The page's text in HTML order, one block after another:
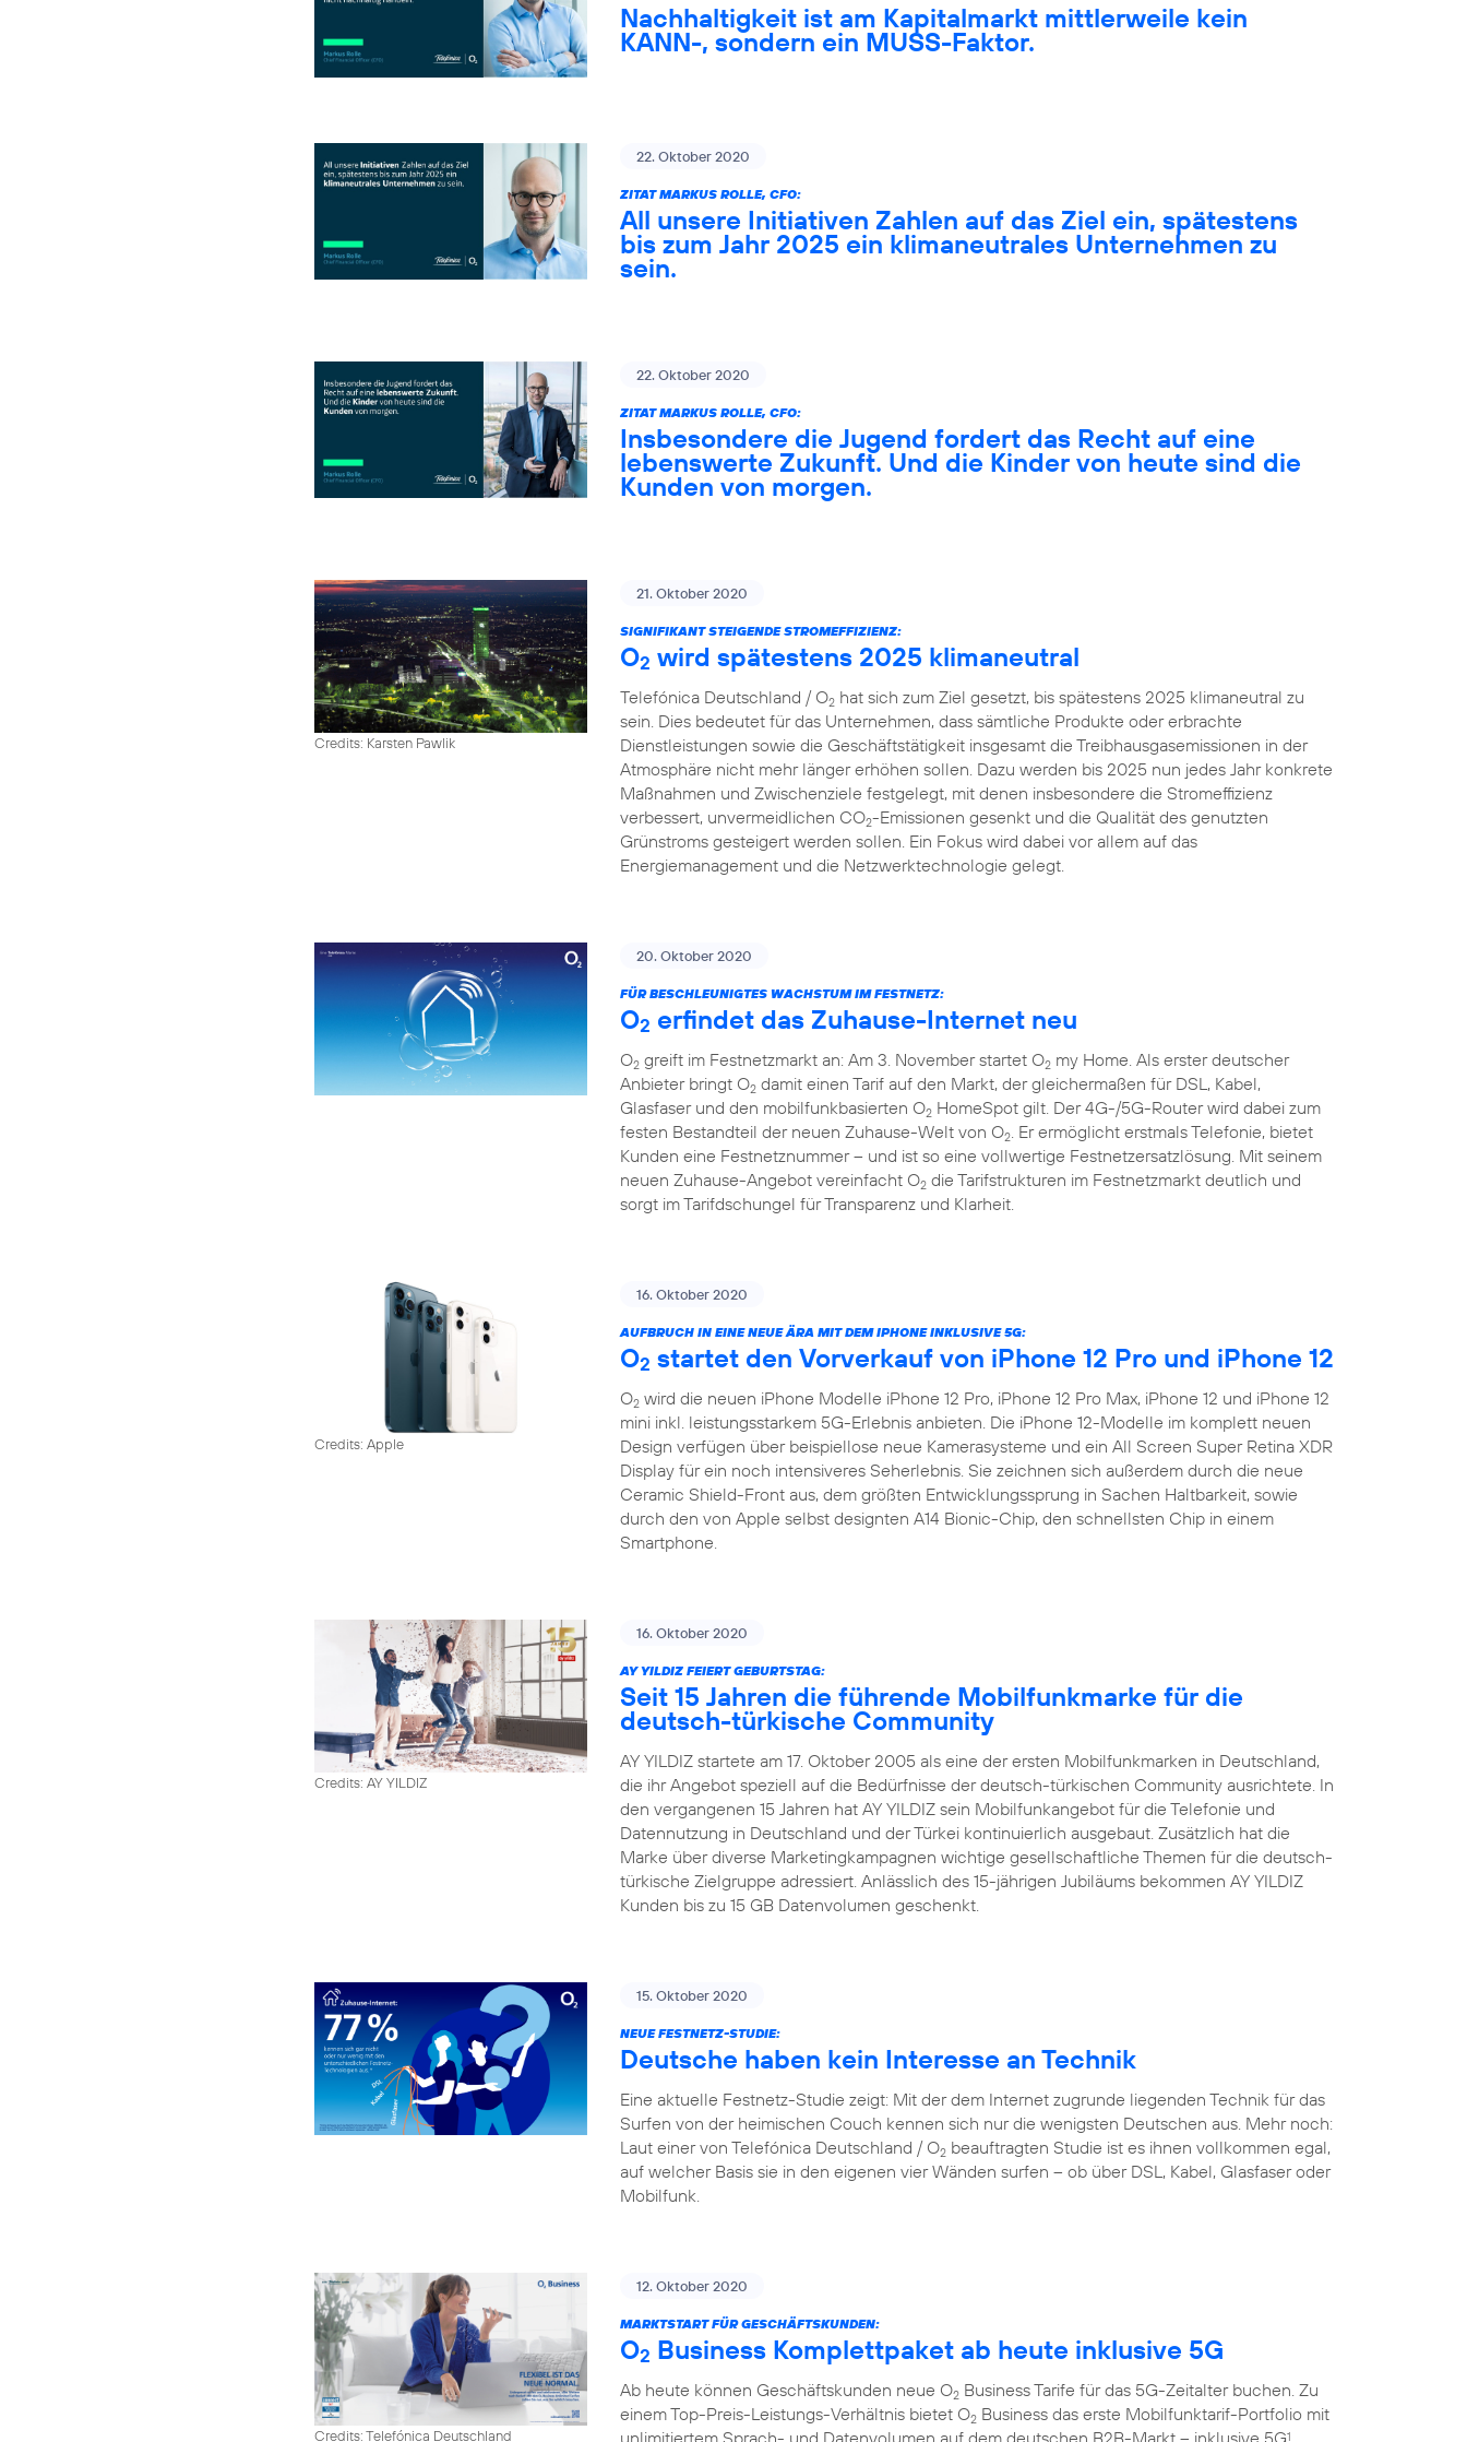
Nachhaltigkeit ist am Kapitalmarkt mittlerweile kein
KANN-, sondern ein MUSS-Faktor.
22. Oktober 2020
ZITAT MARKUS ROLLE, CFO:
All unsere Initiativen Zahlen auf das Ziel ein, spätestens
bis zum Jahr 2025 ein klimaneutrales Unternehmen zu
sein.
22. Oktober 2020
ZITAT MARKUS ROLLE, CFO:
Insbesondere die Jugend fordert das Recht auf eine
lebenswerte Zukunft. Und die Kinder von heute sind die
Kunden von morgen.
Credits: Karsten Pawlik
21. Oktober 2020
SIGNIFIKANT STEIGENDE STROMEFFIZIENZ:
O2 wird spätestens 2025 klimaneutral
Telefónica Deutschland / O2 hat sich zum Ziel gesetzt, bis spätestens 2025 klimaneutral zu
sein. Dies bedeutet für das Unternehmen, dass sämtliche Produkte oder erbrachte
Dienstleistungen sowie die Geschäftstätigkeit insgesamt die Treibhausgasemissionen in der
Atmosphäre nicht mehr länger erhöhen sollen. Dazu werden bis 2025 nun jedes Jahr konkrete
Maßnahmen und Zwischenziele festgelegt, mit denen insbesondere die Stromeffizienz
verbessert, unvermeidlichen CO2-Emissionen gesenkt und die Qualität des genutzten
Grünstroms gesteigert werden sollen. Ein Fokus wird dabei vor allem auf das
Energiemanagement und die Netzwerktechnologie gelegt.
20. Oktober 2020
FÜR BESCHLEUNIGTES WACHSTUM IM FESTNETZ:
O2 erfindet das Zuhause-Internet neu
O2 greift im Festnetzmarkt an: Am 3. November startet O2 my Home. Als erster deutscher
Anbieter bringt O2 damit einen Tarif auf den Markt, der gleichermaßen für DSL, Kabel,
Glasfaser und den mobilfunkbasierten O2 HomeSpot gilt. Der 4G-/5G-Router wird dabei zum
festen Bestandteil der neuen Zuhause-Welt von O2 . Er ermöglicht erstmals Telefonie, bietet
Kunden eine Festnetznummer – und ist so eine vollwertige Festnetzersatzlösung. Mit seinem
neuen Zuhause-Angebot vereinfacht O2 die Tarifstrukturen im Festnetzmarkt deutlich und
sorgt im Tarifdschungel für Transparenz und Klarheit.
Credits: Apple
16. Oktober 2020
AUFBRUCH IN EINE NEUE ÄRA MIT DEM IPHONE INKLUSIVE 5G:
O2 startet den Vorverkauf von iPhone 12 Pro und iPhone 12
O2 wird die neuen iPhone Modelle iPhone 12 Pro, iPhone 12 Pro Max, iPhone 12 und iPhone 12
mini inkl. leistungsstarkem 5G-Erlebnis anbieten. Die iPhone 12-Modelle im komplett neuen
Design verfügen über beispiellose neue Kamerasysteme und ein All Screen Super Retina XDR
Display für ein noch intensiveres Seherlebnis. Sie zeichnen sich außerdem durch die neue
Ceramic Shield-Front aus, dem größten Entwicklungssprung in Sachen Haltbarkeit, sowie
durch den von Apple selbst designten A14 Bionic-Chip, den schnellsten Chip in einem
Smartphone.
Credits: AY YILDIZ
16. Oktober 2020
AY YILDIZ FEIERT GEBURTSTAG:
Seit 15 Jahren die führende Mobilfunkmarke für die
deutsch-türkische Community
AY YILDIZ startete am 17. Oktober 2005 als eine der ersten Mobilfunkmarken in Deutschland,
die ihr Angebot speziell auf die Bedürfnisse der deutsch-türkischen Community ausrichtete. In
den vergangenen 15 Jahren hat AY YILDIZ sein Mobilfunkangebot für die Telefonie und
Datennutzung in Deutschland und der Türkei kontinuierlich ausgebaut. Zusätzlich hat die
Marke über diverse Marketingkampagnen wichtige gesellschaftliche Themen für die deutsch-
türkische Zielgruppe adressiert. Anlässlich des 15-jährigen Jubiläums bekommen AY YILDIZ
Kunden bis zu 15 GB Datenvolumen geschenkt.
15. Oktober 2020
NEUE FESTNETZ-STUDIE:
Deutsche haben kein Interesse an Technik
Eine aktuelle Festnetz-Studie zeigt: Mit der dem Internet zugrunde liegenden Technik für das
Surfen von der heimischen Couch kennen sich nur die wenigsten Deutschen aus. Mehr noch:
Laut einer von Telefónica Deutschland / O2 beauftragten Studie ist es ihnen vollkommen egal,
auf welcher Basis sie in den eigenen vier Wänden surfen – ob über DSL, Kabel, Glasfaser oder
Mobilfunk.
Credits: Telefónica Deutschland
12. Oktober 2020
MARKTSTART FÜR GESCHÄFTSKUNDEN:
O2 Business Komplettpaket ab heute inklusive 5G
Ab heute können Geschäftskunden neue O2 Business Tarife für das 5G-Zeitalter buchen. Zu
einem Top-Preis-Leistungs-Verhältnis bietet O2 Business das erste Mobilfunktarif-Portfolio mit
unlimitiertem Sprach- und Datenvolumen auf dem deutschen B2B-Markt – inklusive 5G1